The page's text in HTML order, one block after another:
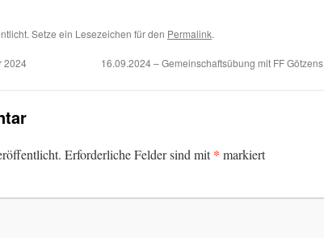
Setze ein Lesezeichen für den Permalink.
2024 16.09.2024 – Gemeinschaftsübung mit FF Götzens
Erforderliche Felder sind mit* markiert